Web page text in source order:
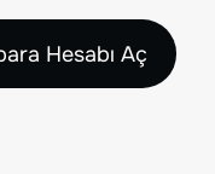
Hesabı Aç